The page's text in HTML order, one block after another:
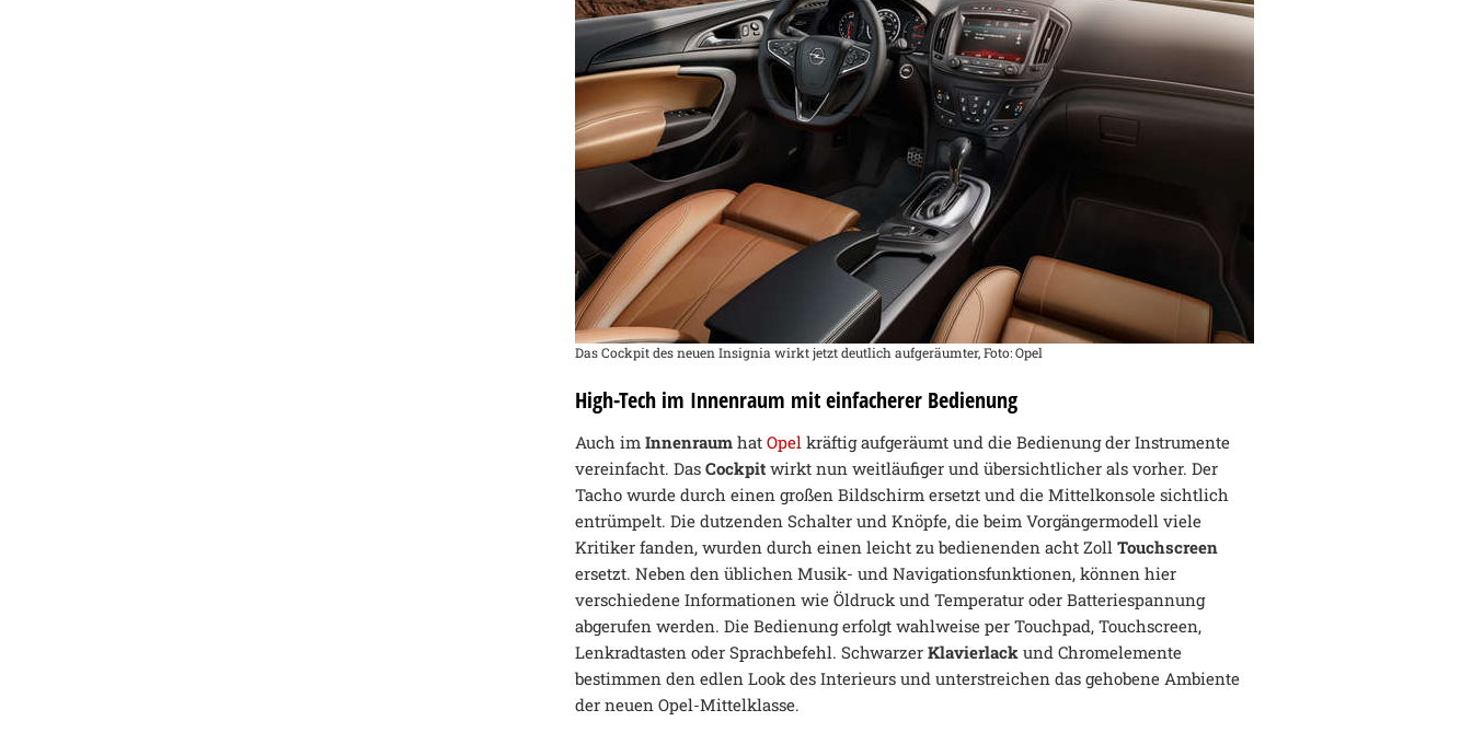
Das Cockpit des neuen Insignia wirkt jetzt deutlich aufgeräumter, Foto: Opel
High-Tech im Innenraum mit einfacherer Bedienung
Auch imInnenraumhatOpel kräftig aufgeräumt und die Bedienung der Instrumente
vereinfacht. DasCockpitwirkt nun weitläufiger und übersichtlicher als vorher. Der
Tacho wurde durch einen großen Bildschirm ersetzt und die Mittelkonsole sichtlich
entrümpelt. Die dutzenden Schalter und Knöpfe, die beim Vorgängermodell viele
Kritiker fanden, wurden durch einen leicht zu bedienenden acht ZollTouchscreen
ersetzt. Neben den üblichen Musik- und Navigationsfunktionen, können hier
verschiedene Informationen wie Öldruck und Temperatur oder Batteriespannung
abgerufen werden. Die Bedienung erfolgt wahlweise per Touchpad, Touchscreen,
Lenkradtasten oder Sprachbefehl. SchwarzerKlavierlackund Chromelemente
bestimmen den edlen Look des Interieurs und unterstreichen das gehobene Ambiente
der neuen Opel-Mittelklasse.